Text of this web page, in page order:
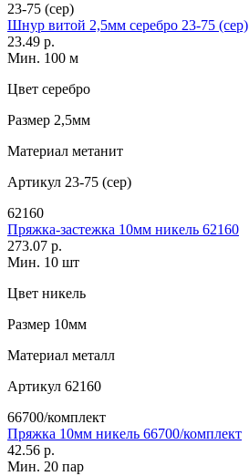
23-75 (сер)
Шнур витой 2,5мм серебро 23-75 (сер)
23.49 р.
Мин. 100 м
Цвет серебро
Размер 2,5мм
Материал метанит
Артикул 23-75 (сер)
62160
Пряжка-застежка 10мм никель 62160
273.07 р.
Мин. 10 шт
Цвет никель
Размер 10мм
Материал металл
Артикул 62160
66700/комплект
Пряжка 10мм никель 66700/комплект
42.56 р.
Мин. 20 пар